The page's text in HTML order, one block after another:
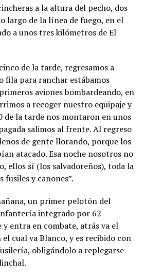
a la altura del pecho, dos
largo de la línea de fuego, en el
a unos tres kilómetros de El
de la tarde, regresamos a
fila para ranchar estábamos
aviones bombardeando, en
a recoger nuestro equipaje y
de la tarde nos montaron en unos
salimos al frente. Al regreso
de gente llorando, porque los
atacado. Esa noche nosotros no
ellos sí (los salvadoreños), toda la
fusiles y cañones”.
un primer pelotón del
integrado por 62
entra en combate, atrás va el
cual va Blanco, y es recibido con
obligándolo a replegarse